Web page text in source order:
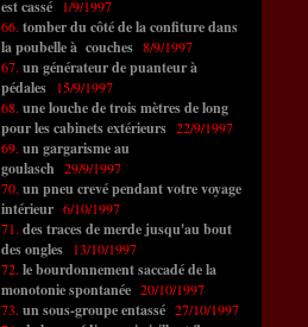
est cassé 1/9/1997
66. tomber du côté de la confiture dans
la poubelle à couches 8/9/1997
67. un générateur de puanteur à
pédales 15/9/1997
68. une louche de trois mètres de long
pour les cabinets extérieurs 22/9/1997
69. un gargarisme au
goulasch 29/9/1997
70. un pneu crevé pendant votre voyage
intérieur 6/10/1997
71. des traces de merde jusqu'au bout
des ongles 13/10/1997
72. le bourdonnement saccadé de la
monotonie spontanée 20/10/1997
73. un sous-groupe entassé 27/10/1997